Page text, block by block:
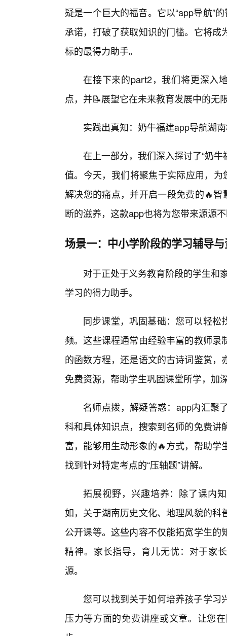
疑是一个巨大的福音。它以“app导航”
承诺，打破了获取知识的门槛。它将
标的最得力助手。
在接下来的part2，我们将更深入
点，并📝展望它在未来教育发展中的无
实践出真知：奶牛福建app导航湖
在上一部分，我们深入探讨了“奶
值。今天，我们将聚焦于实际应用，
解决您的痛点，并开启一段免费的🔥
断的滋养，这款app也将为您带来源源
场景一：中小学阶段的学习辅导
对于正处于义务教育阶段的学生和
学习的得力助手。
同步课堂，巩固基础：您可以轻
频。这些课程通常由经验丰富的教师
的函数方程，还是语文的古诗词鉴赏
免费资源，帮助学生巩固课堂所学，加
名师点拨，解疑答惑：app内汇聚
科和具体知识点，搜索到名师的免费
富，能够用生动形象的🔥方式，帮助
找到针对特定考点的“压轴题”讲解。
拓展视野，兴趣培养：除了课内
如，关于湖南历史文化、地理风貌的
公开课等。这些内容不仅能拓宽学生
精神。家长指导，育儿无忧：对于家
源。
您可以找到关于如何培养孩子学习
压力等方面的免费讲座或文章。让您